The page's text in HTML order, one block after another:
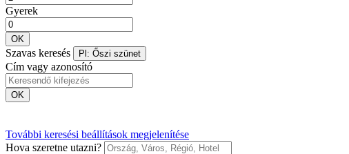
Gyerek
OK
Szavas keresés Pl: Őszi szünet
Cím vagy azonosító
OK
További keresési beállítások megjelenítése
Hova szeretne utazni?